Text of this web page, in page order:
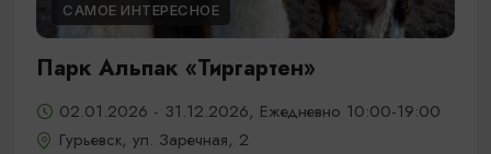
САМОЕ ИНТЕРЕСНОЕ
Парк Альпак «Тиргартен»
02.01.2026 - 31.12.2026, Ежедневно 10:00-19:00
Гурьевск, ул. Заречная, 2